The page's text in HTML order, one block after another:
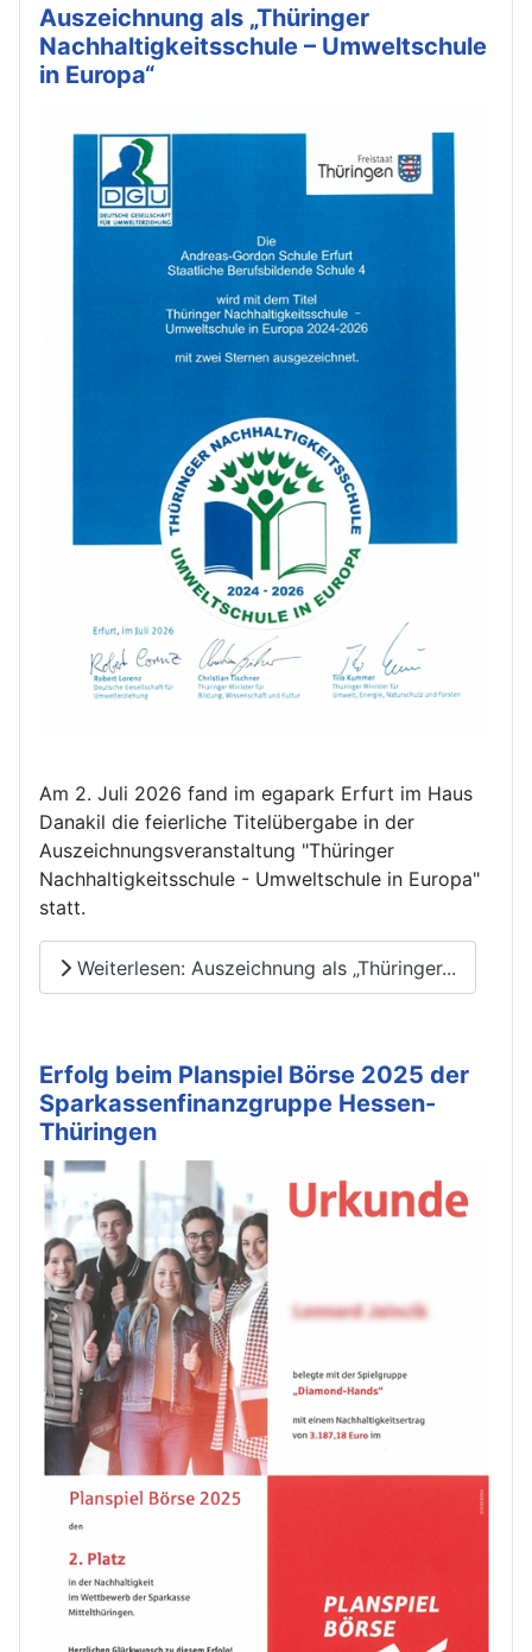
Auszeichnung als „Thüringer
Nachhaltigkeitsschule – Umweltschule
in Europa“
Am 2. Juli 2026 fand im egapark Erfurt im Haus
Danakil die feierliche Titelübergabe in der
Auszeichnungsveranstaltung "Thüringer
Nachhaltigkeitsschule - Umweltschule in Europa"
statt.
Weiterlesen: Auszeichnung als „Thüringer...
Erfolg beim Planspiel Börse 2025 der
Sparkassenfinanzgruppe Hessen-
Thüringen